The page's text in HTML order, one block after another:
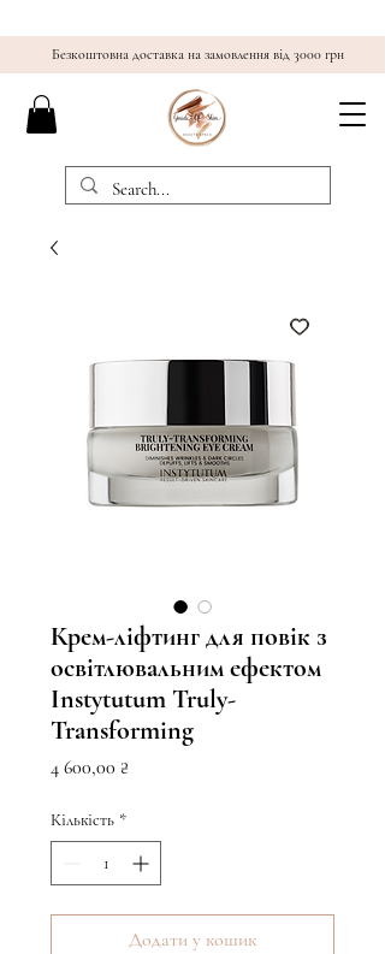
Безкоштовна доставка на замовлення від 3000 грн
Крем-ліфтинг для повік з
освітлювальним ефектом
Instytutum Truly-
Transforming
4 600,00 ₴
Кількість *
Додати у кошик